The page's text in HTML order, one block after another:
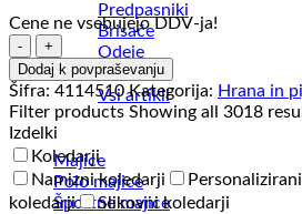
Predpasniki
Brisače
Odeje
Vsi artikli
Majice
Polo majice
Športne majice
Cene ne vsebujejo DDV-ja!
Flaška
-
Matteo
količina
Dodaj k povpraševanju
Šifra: 4114510 Kategorija: Hrana in
Filter products Showing all 3018
Izdelki
Koledarji
Namizni koledarji
koledarji
Slikovni koledarji